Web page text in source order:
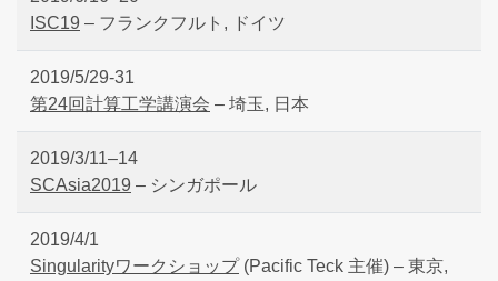
ISC19 – フランクフルト, ドイツ
2019/5/29-31
第24回計算工学講演会 – 埼玉, 日本
2019/3/11–14
SCAsia2019 – シンガポール
2019/4/1
Singularityワークショップ(Pacific Teck 主催) – 東京,